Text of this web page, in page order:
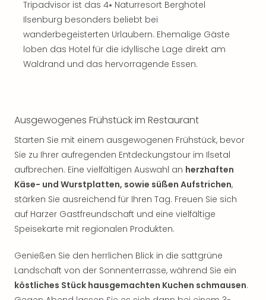
Tripadvisor ist das 4⭑ Naturresort Berghotel
Ilsenburg besonders beliebt bei
wanderbegeisterten Urlaubern. Ehemalige Gäste
loben das Hotel für die idyllische Lage direkt am
Waldrand und das hervorragende Essen.
Ausgewogenes Frühstück im Restaurant
Starten Sie mit einem ausgewogenen Frühstück, bevor
Sie zu Ihrer aufregenden Entdeckungstour im Ilsetal
aufbrechen. Eine vielfältigen Auswahl an herzhaften
Käse- und Wurstplatten, sowie süßen Aufstrichen,
stärken Sie ausreichend für Ihren Tag. Freuen Sie sich
auf Harzer Gastfreundschaft und eine vielfältige
Speisekarte mit regionalen Produkten.
Genießen Sie den herrlichen Blick in die sattgrüne
Landschaft von der Sonnenterrasse, während Sie ein
köstliches Stück hausgemachten Kuchen schmausen.